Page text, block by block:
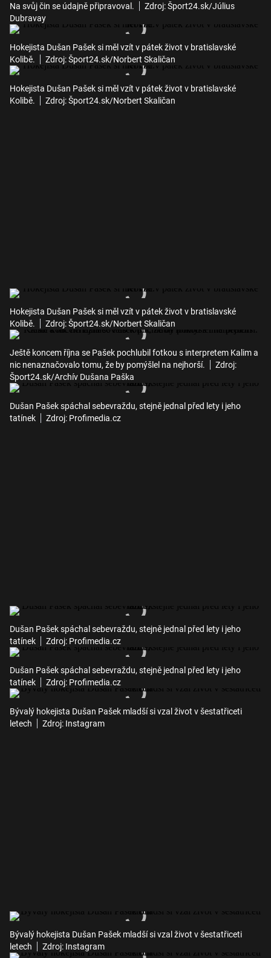
Na svůj čin se údajně připravoval.
Zdroj: Šport24.sk/Július
Dubravay
Hokejista Dušan Pašek si měl vzít v pátek život v bratislavské
Kolibě.
Zdroj: Šport24.sk/Norbert Skaličan
Hokejista Dušan Pašek si měl vzít v pátek život v bratislavské
Kolibě.
Zdroj: Šport24.sk/Norbert Skaličan
Hokejista Dušan Pašek si měl vzít v pátek život v bratislavské
Kolibě.
Zdroj: Šport24.sk/Norbert Skaličan
Ještě koncem října se Pašek pochlubil fotkou s interpretem Kalim a
nic nenaznačovalo tomu, že by pomýšlel na nejhorší.
Zdroj:
Šport24.sk/Archív Dušana Paška
Dušan Pašek spáchal sebevraždu, stejně jednal před lety i jeho
tatínek
Zdroj: Profimedia.cz
Dušan Pašek spáchal sebevraždu, stejně jednal před lety i jeho
tatínek
Zdroj: Profimedia.cz
Dušan Pašek spáchal sebevraždu, stejně jednal před lety i jeho
tatínek
Zdroj: Profimedia.cz
Bývalý hokejista Dušan Pašek mladší si vzal život v šestatřiceti
letech
Zdroj: Instagram
Bývalý hokejista Dušan Pašek mladší si vzal život v šestatřiceti
letech
Zdroj: Instagram